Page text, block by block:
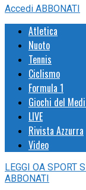
Accedi ABBONATI
Atletica
Nuoto
Tennis
Ciclismo
Formula 1
Giochi del
LIVE
Rivista Azzurra
Video
LEGGI OA SPORT
ABBONATI